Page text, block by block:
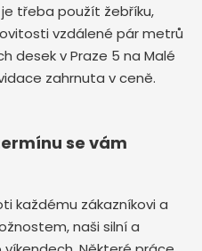
třeba použít žebříku,
vzdálené pár metrů
desek v Praze 5 na Malé
zahrnuta v ceně.
se vám
každému zákazníkovi a
naši silní a